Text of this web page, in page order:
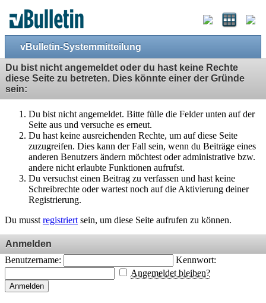
vBulletin-Systemmitteilung
Du bist nicht angemeldet oder du hast keine Rechte
diese Seite zu betreten. Dies könnte einer der Gründe
sein:
Du bist nicht angemeldet. Bitte fülle die Felder unten auf der
Seite aus und versuche es erneut.
Du hast keine ausreichenden Rechte, um auf diese Seite
zuzugreifen. Dies kann der Fall sein, wenn du Beiträge eines
anderen Benutzers ändern möchtest oder administrative bzw.
andere nicht erlaubte Funktionen aufrufst.
Du versuchst einen Beitrag zu verfassen und hast keine
Schreibrechte oder wartest noch auf die Aktivierung deiner
Registrierung.
Du musst registriert sein, um diese Seite aufrufen zu können.
Anmelden
Benutzername:
Kennwort:
Angemeldet bleiben?
Anmelden